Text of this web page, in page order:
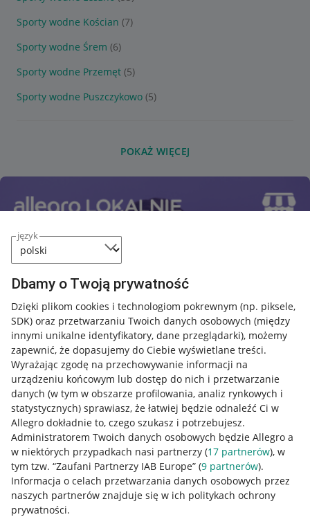
język
Dbamy o Twoją prywatność
Dzięki plikom cookies i technologiom pokrewnym (np. piksele,
SDK) oraz przetwarzaniu Twoich danych osobowych (między
innymi unikalne identyfikatory, dane przeglądarki), możemy
zapewnić, że dopasujemy do Ciebie wyświetlane treści.
Wyrażając zgodę na przechowywanie informacji na
urządzeniu końcowym lub dostęp do nich i przetwarzanie
danych (w tym w obszarze profilowania, analiz rynkowych i
statystycznych) sprawiasz, że łatwiej będzie odnaleźć Ci w
Allegro dokładnie to, czego szukasz i potrzebujesz.
Administratorem Twoich danych osobowych będzie Allegro a
w niektórych przypadkach nasi partnerzy (17 partnerów), w
tym tzw. “Zaufani Partnerzy IAB Europe” (9 partnerów).
Informacja o celach przetwarzania danych osobowych przez
naszych partnerów znajduje się w ich politykach ochrony
prywatności.
Sporty wodne Kościan (7)
Sporty wodne Śrem (6)
Sporty wodne Przemęt (5)
Sporty wodne Puszczykowo (5)
POKAŻ WIĘCEJ
Przydatne informacje
Jak to działa
Napisz do nas